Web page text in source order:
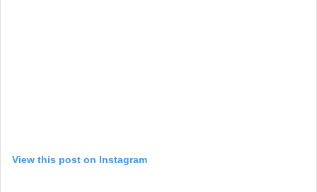
View this post on Instagram